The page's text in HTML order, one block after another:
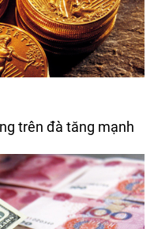
trên đà tăng mạnh